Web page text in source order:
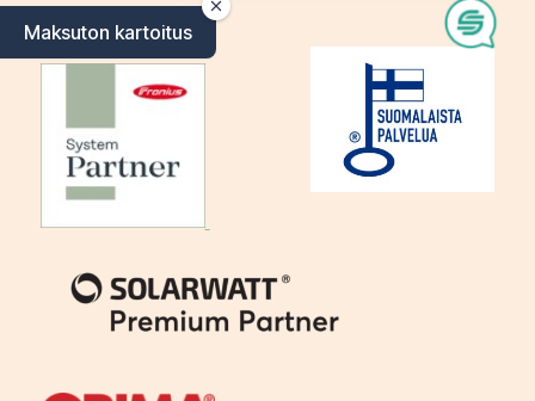
Kumppaneitamme:
Maksuton kartoitus